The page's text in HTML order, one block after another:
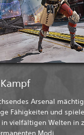
Arsenal
Fähigkeiten und
in vielfältigen Welten in
Modi.